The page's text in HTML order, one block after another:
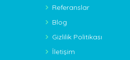
Referanslar
Blog
Gizlilik Politikası
İletişim